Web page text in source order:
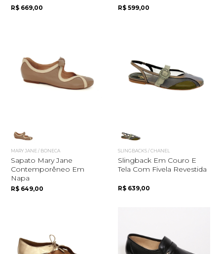
R$ 669,00 R$ 599,00
MARY JANE / BONECA
Sapato Mary Jane
Contemporêneo Em
Napa
R$ 649,00
SLINGBACKS / CHANEL
Slingback Em Couro E
Tela Com Fivela Revestida
R$ 639,00